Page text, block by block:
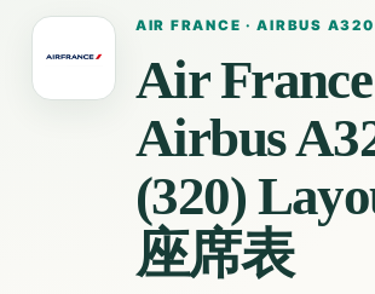
AIR FRANCE ·AIRBUS A320
Air France
Airbus
(320)
座席表